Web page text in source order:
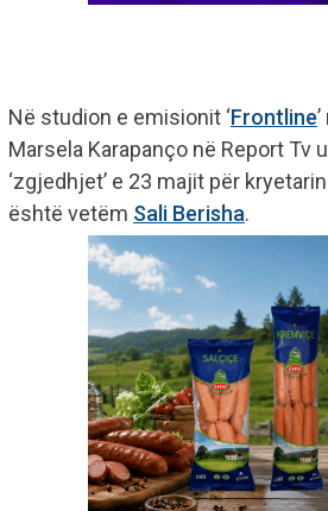
Në studion e emisionit ‘Frontline
Marsela Karapanço në Report Tv
‘zgjedhjet’ e 23 majit për
është vetëm Sali Berisha.